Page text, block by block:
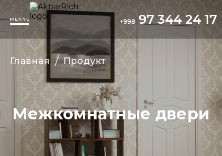
MENYU +998 97 344 24 17
Главная / Продукт
Межкомнатные двери